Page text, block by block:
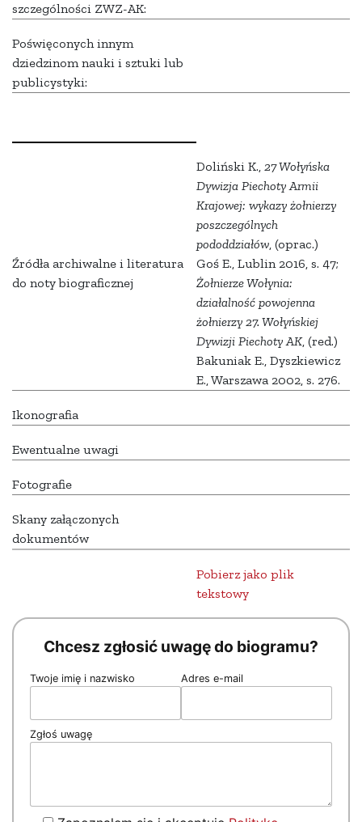
szczególności ZWZ-AK:
Poświęconych innym
dziedzinom nauki i sztuki lub
publicystyki:
Źródła archiwalne i literatura
do noty biograficznej
Doliński K., 27 Wołyńska
Dywizja Piechoty Armii
Krajowej: wykazy żołnierzy
poszczególnych
pododdziałów, (oprac.)
Goś E., Lublin 2016, s. 47;
Żołnierze Wołynia:
działalność powojenna
żołnierzy 27. Wołyńskiej
Dywizji Piechoty AK, (red.)
Bakuniak E., Dyszkiewicz
E., Warszawa 2002, s. 276.
Ikonografia
Ewentualne uwagi
Fotografie
Skany załączonych
dokumentów
Pobierz jako plik
tekstowy
Chcesz zgłosić uwagę do biogramu?
Twoje imię i nazwisko Adres e-mail
Zgłoś uwagę